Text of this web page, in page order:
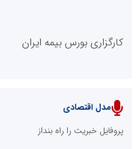
پایگاه خبری نهضت ملی مسکن
کارگزاری بورس بیمه ایران
مدل اقتصادی
پروفایل خبریت را راه بنداز